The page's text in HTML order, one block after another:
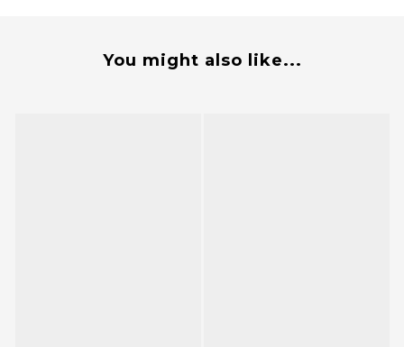
You might also like...